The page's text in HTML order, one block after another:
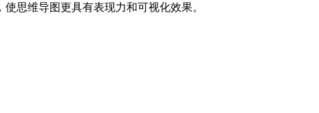
思维导图更具有表现力和可视化效果。